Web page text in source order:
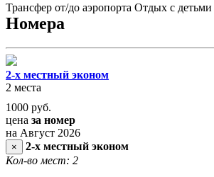
Трансфер от/до аэропорта Отдых с детьми
Номера
2-х местный эконом
2 места
1000 руб.
цена за номер
на Август 2026
×
2-х местный эконом
Кол-во мест: 2